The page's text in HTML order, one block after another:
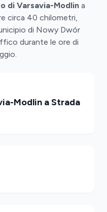
di Varsavia-Modlin a
circa 40 chilometri,
di Nowy Dwór
durante le ore di
Modlin a Strada